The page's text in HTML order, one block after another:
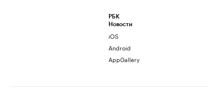
РБК
Новости
iOS
Android
AppGallery